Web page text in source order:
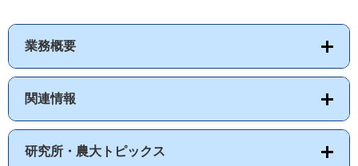
業務概要
関連情報
研究所・農大トピックス